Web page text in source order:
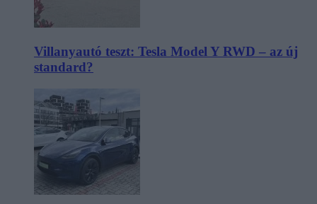
Villanyautó teszt: Tesla Model Y RWD – az új
standard?